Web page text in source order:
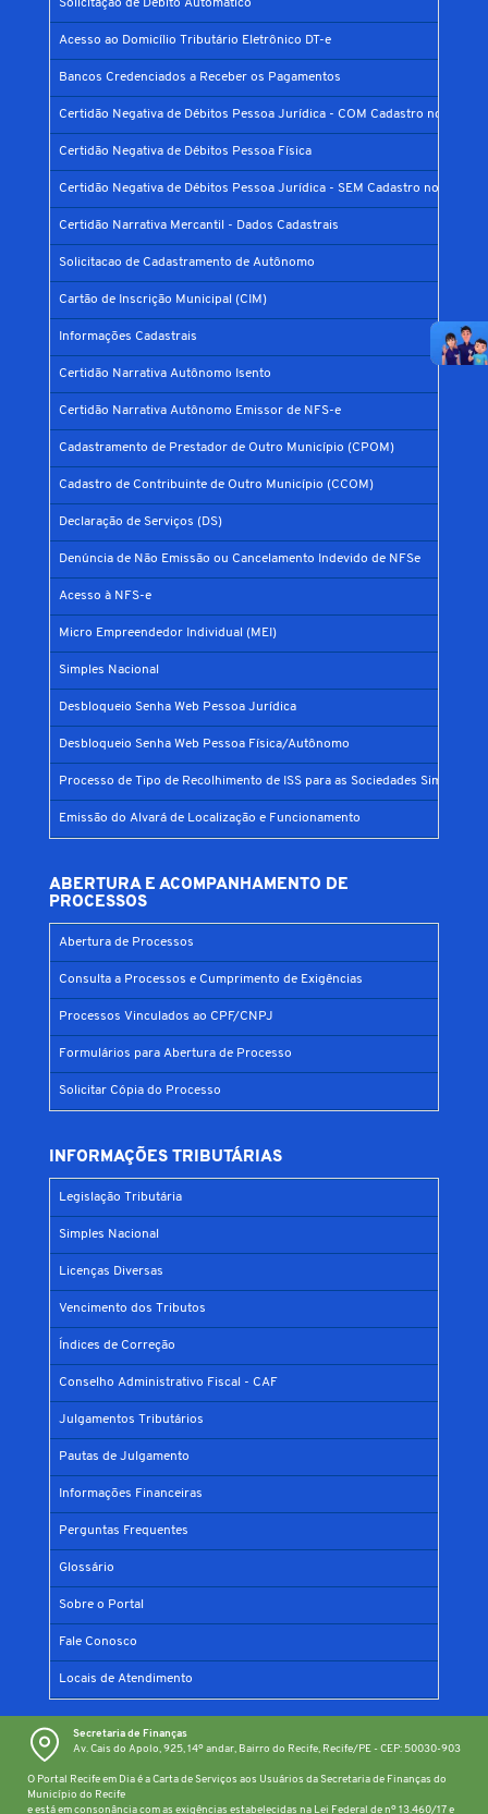
Solicitação de Débito Automático
Acesso ao Domicílio Tributário Eletrônico DT-e
Bancos Credenciados a Receber os Pagamentos
Certidão Negativa de Débitos Pessoa Jurídica - COM Cadastro no
Certidão Negativa de Débitos Pessoa Física
Certidão Negativa de Débitos Pessoa Jurídica - SEM Cadastro no
Certidão Narrativa Mercantil - Dados Cadastrais
Solicitacao de Cadastramento de Autônomo
Cartão de Inscrição Municipal (CIM)
Informações Cadastrais
Certidão Narrativa Autônomo Isento
Certidão Narrativa Autônomo Emissor de NFS-e
Cadastramento de Prestador de Outro Município (CPOM)
Cadastro de Contribuinte de Outro Município (CCOM)
Declaração de Serviços (DS)
Denúncia de Não Emissão ou Cancelamento Indevido de NFSe
Acesso à NFS-e
Micro Empreendedor Individual (MEI)
Simples Nacional
Desbloqueio Senha Web Pessoa Jurídica
Desbloqueio Senha Web Pessoa Física/Autônomo
Processo de Tipo de Recolhimento de ISS para as Sociedades Simples
Emissão do Alvará de Localização e Funcionamento
ABERTURA E ACOMPANHAMENTO DE
PROCESSOS
Abertura de Processos
Consulta a Processos e Cumprimento de Exigências
Processos Vinculados ao CPF/CNPJ
Formulários para Abertura de Processo
Solicitar Cópia do Processo
INFORMAÇÕES TRIBUTÁRIAS
Legislação Tributária
Simples Nacional
Licenças Diversas
Vencimento dos Tributos
Índices de Correção
Conselho Administrativo Fiscal - CAF
Julgamentos Tributários
Pautas de Julgamento
Informações Financeiras
Perguntas Frequentes
Glossário
Sobre o Portal
Fale Conosco
Locais de Atendimento
Secretaria de Finanças
Av. Cais do Apolo, 925, 14º andar, Bairro do Recife, Recife/PE - CEP: 50030-903
O Portal Recife em Dia é a Carta de Serviços aos Usuários da Secretaria de Finanças do
Município do Recife
e está em consonância com as exigências estabelecidas na Lei Federal de nº 13.460/17 e